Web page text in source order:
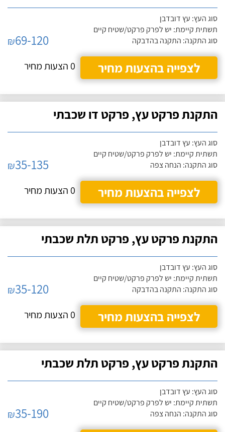
סוג העץ: עץ דובדבן
תשתית קיימת: יש לפרק פרקט/שטיח קיים
סוג התקנה: התקנה בהדבקה
₪69-120
לצפייה בהצעות מחיר
0 הצעות מחיר
התקנת פרקט עץ, פרקט דו שכבתי
סוג העץ: עץ דובדבן
תשתית קיימת: יש לפרק פרקט/שטיח קיים
סוג התקנה: הנחה צפה
₪35-135
לצפייה בהצעות מחיר
0 הצעות מחיר
התקנת פרקט עץ, פרקט תלת שכבתי
סוג העץ: עץ דובדבן
תשתית קיימת: יש לפרק פרקט/שטיח קיים
סוג התקנה: התקנה בהדבקה
₪35-120
לצפייה בהצעות מחיר
0 הצעות מחיר
התקנת פרקט עץ, פרקט תלת שכבתי
סוג העץ: עץ דובדבן
תשתית קיימת: יש לפרק פרקט/שטיח קיים
סוג התקנה: הנחה צפה
₪35-190